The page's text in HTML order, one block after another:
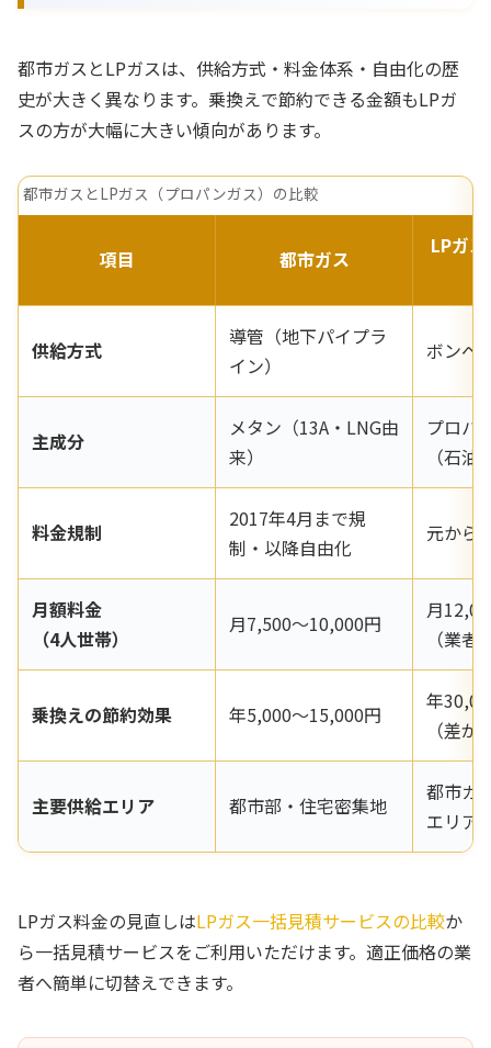
都市ガスとLPガスは、供給方式・料金体系・自由化の歴
史が大きく異なります。乗換えで節約できる金額もLPガ
スの方が大幅に大きい傾向があります。
都市ガスとLPガス（プロパンガス）の比較
項目 都市ガス
LPガ
供給方式
導管（地下パイプラ
イン）
ボンベ
主成分
メタン（13A・LNG由
来）
プロパ
（石油
料金規制
2017年4月まで規
制・以降自由化
元から
月額料金
（4人世帯）
月7,500〜10,000円
月
（業
乗換えの節約効果 年5,000〜15,000円
年
（差
主要供給エリア 都市部・住宅密集地
都市ガ
エリア
LPガス料金の見直しはLPガス一括見積サービスの比較か
ら一括見積サービスをご利用いただけます。適正価格の業
者へ簡単に切替えできます。